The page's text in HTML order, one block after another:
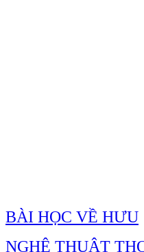
BÀI HỌC VỀ HƯU
NGHỆ THUẬT